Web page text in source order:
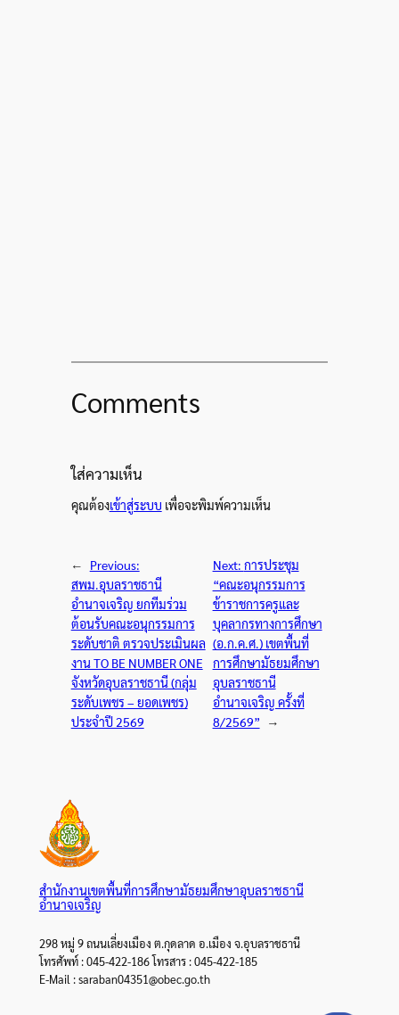
Comments
ใส่ความเห็น
คุณต้องเข้าสู่ระบบ เพื่อจะพิมพ์ความเห็น
←
Previous:
สพม.อุบลราชธานี
อำนาจเจริญ ยกทีมร่วม
ต้อนรับคณะอนุกรรมการ
ระดับชาติ ตรวจประเมินผล
งาน TO BE NUMBER ONE
จังหวัดอุบลราชธานี (กลุ่ม
ระดับเพชร – ยอดเพชร)
ประจำปี 2569
Next: การประชุม
“คณะอนุกรรมการ
ข้าราชการครูและ
บุคลากรทางการศึกษา
(อ.ก.ค.ศ.) เขตพื้นที่
การศึกษามัธยมศึกษา
อุบลราชธานี
อำนาจเจริญ ครั้งที่
8/2569”
→
สำนักงานเขตพื้นที่การศึกษามัธยมศึกษาอุบลราชธานี
อำนาจเจริญ
298 หมู่ 9 ถนนเลี่ยงเมือง ต.กุดลาด อ.เมือง จ.อุบลราชธานี
โทรศัพท์ : 045-422-186 โทรสาร : 045-422-185
E-Mail : saraban04351@obec.go.th